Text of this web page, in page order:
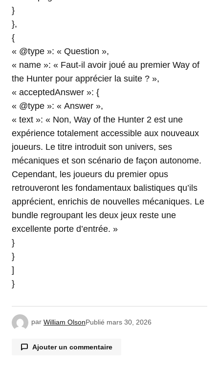
}
},
{
« @type »: « Question »,
« name »: « Faut-il avoir joué au premier Way of
the Hunter pour apprécier la suite ? »,
« acceptedAnswer »: {
« @type »: « Answer »,
« text »: « Non, Way of the Hunter 2 est une
expérience totalement accessible aux nouveaux
joueurs. Le titre introduit son univers, ses
mécaniques et son scénario de façon autonome.
Cependant, les joueurs du premier opus
retrouveront les fondamentaux balistiques qu’ils
apprécient, enrichis de nouvelles mécaniques. Le
bundle regroupant les deux jeux reste une
excellente porte d’entrée. »
}
}
]
}
par William OlsonPublié mars 30, 2026
Ajouter un commentaire